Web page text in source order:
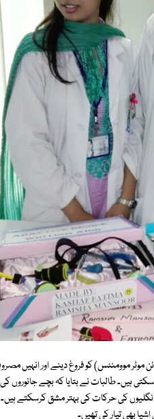
موومنٹس) کو فروغ دینے اور انہیں
ہیں۔ طالبات نے بتایا کہ بچے جانوروں
کی حرکات کی بہتر مشق کرسکتے
بھی تیار کی تھیں۔